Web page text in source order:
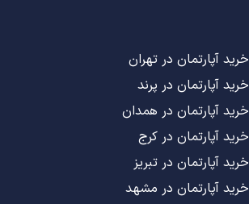
خرید آپارتمان در تهران
خرید آپارتمان در پرند
خرید آپارتمان در همدان
خرید آپارتمان در کرج
خرید آپارتمان در تبریز
خرید آپارتمان در مشهد